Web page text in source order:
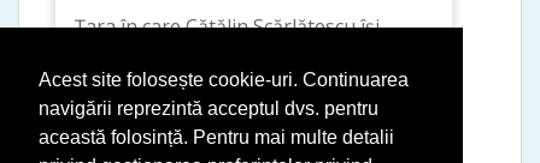
Acest site folosește cookie-uri. Continuarea
navigării reprezintă acceptul dvs. pentru
această folosință. Pentru mai multe detalii
Țara în care Cătălin Scărlătescu își
de un bărbat celebru din
România Libertatea